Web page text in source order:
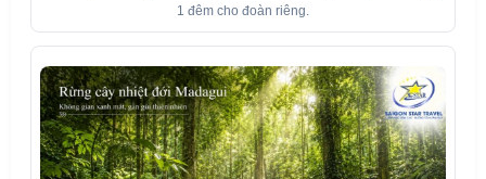
1 đêm cho đoàn riêng.